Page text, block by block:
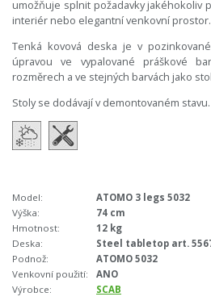
umožňuje splnit požadavky jakéhokoliv
interiér nebo elegantní venkovní prostor.
Tenká kovová deska je v
úpravou ve vypalované práškové
rozměrech a ve stejných barvách jako
Stoly se dodávají v demontovaném stavu.
Model:
ATOMO 3 legs 5032
Výška:
74 cm
Hmotnost:
12 kg
Deska:
Steel tabletop art.
Podnož:
ATOMO 5032
Venkovní použití:
ANO
Výrobce:
SCAB